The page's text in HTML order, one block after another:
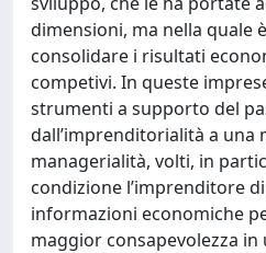
dimensioni, ma nella quale
consolidare i risultati
competivi. In queste
strumenti a supporto del
dall’imprenditorialità a una
managerialità, volti, in
condizione l’imprenditore
informazioni economiche
maggior consapevolezza in